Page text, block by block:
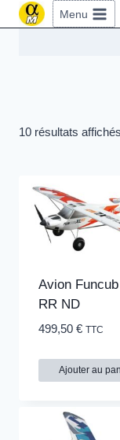
Aller
au
Menu
10 résultats affichés
Avion
RR ND
499,50 € TTC
Ajouter au